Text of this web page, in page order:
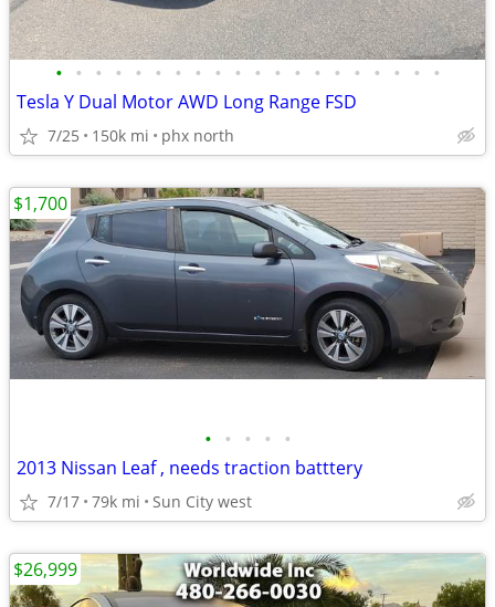
• • • • • • • • • • • • • • • • • • • •
Tesla Y Dual Motor AWD Long Range FSD
7/25 150k mi phx north
• • • • •
2013 Nissan Leaf , needs traction batttery
7/17 79k mi Sun City west
$1,700
$26,999